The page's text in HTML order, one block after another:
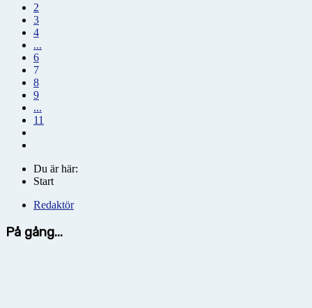
2
3
4
...
6
7
8
9
...
11
Du är här:
Start
Redaktör
På gång...